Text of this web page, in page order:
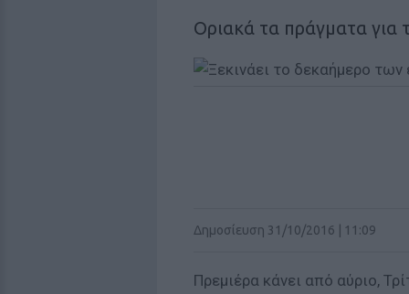
Οριακά τα πράγματα για
Δημοσίευση 31/10/2016 | 11:09
Πρεμιέρα κάνει από αύριο,